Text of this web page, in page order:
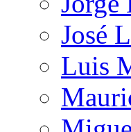
José
Luis